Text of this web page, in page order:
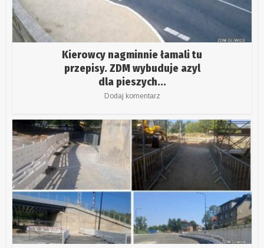
Kierowcy nagminnie łamali tu
przepisy. ZDM wybuduje azyl
dla pieszych...
Dodaj komentarz